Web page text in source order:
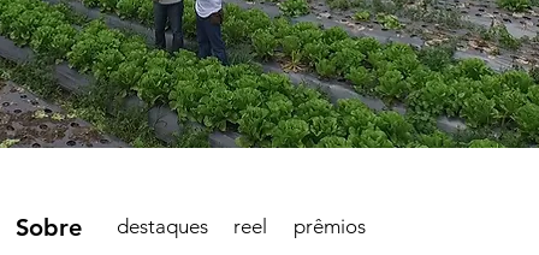
Sobre destaques reel prêmios